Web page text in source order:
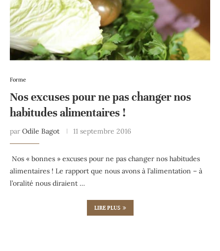
Forme
Nos excuses pour ne pas changer nos
habitudes alimentaires !
par Odile Bagot 11 septembre 2016
Nos « bonnes » excuses pour ne pas changer nos habitudes
alimentaires ! Le rapport que nous avons à l’alimentation – à
l’oralité nous diraient …
LIRE PLUS